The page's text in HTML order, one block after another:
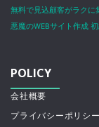
無料で見込顧客がラクに
悪魔のWEBサイト作成
POLICY
会社概要
プライバシーポリシー